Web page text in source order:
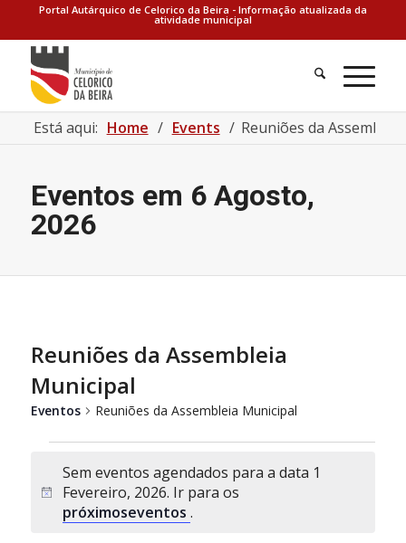
Portal Autárquico de Celorico da Beira - Informação atualizada da
atividade municipal
Está aqui: Home / Events / Reuniões da
Eventos em 6 Agosto,
2026
Reuniões da Assembleia
Municipal
Eventos Reuniões da Assembleia Municipal
1
Fevereiro,
2026
Aviso
Sem eventos agendados para a data 1
Fevereiro, 2026. Ir para os
próximoseventos.